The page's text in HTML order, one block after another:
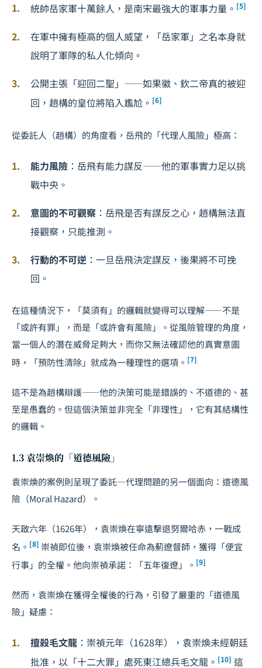
統帥岳家軍十萬餘人，是南宋最強大的軍事力量。 [5]
在軍中擁有極高的個人威望，「岳家軍」之名本身就
說明了軍隊的私人化傾向。
公開主張「迎回二聖」——如果徽、欽二帝真的被迎
回，趙構的皇位將陷入尷尬。 [6]
從委託人（趙構）的角度看，岳飛的「代理人風險」極高：
能力風險 ：岳飛有能力謀反——他的軍事實力足以挑
戰中央。
意圖的不可觀察 ：岳飛是否有謀反之心，趙構無法直
接觀察，只能推測。
行動的不可逆 ：一旦岳飛決定謀反，後果將不可挽
回。
在這種情況下，「莫須有」的邏輯就變得可以理解——不是
「或許有罪」，而是「或許會有風險」。從風險管理的角度，
當一個人的潛在威脅足夠大，而你又無法確認他的真實意圖
時，「預防性清除」就成為一種理性的選項。 [7]
這不是為趙構辯護——他的決策可能是錯誤的、不道德的、甚
至是愚蠢的。但這個決策並非完全「非理性」，它有其結構性
的邏輯。
1.3 袁崇煥的「道德風險」
袁崇煥的案例則呈現了委託—代理問題的另一個面向：道德風
險（Moral Hazard）。
天啟六年（1626年），袁崇煥在寧遠擊退努爾哈赤，一戰成
名。 [8] 崇禎即位後，袁崇煥被任命為薊遼督師，獲得「便宜
行事」的全權。他向崇禎承諾：「五年復遼」。 [9]
然而，袁崇煥在獲得全權後的行為，引發了嚴重的「道德風
險」疑慮：
擅殺毛文龍 ：崇禎元年（1628年），袁崇煥未經朝廷
批准，以「十二大罪」處死東江總兵毛文龍。 [10] 這